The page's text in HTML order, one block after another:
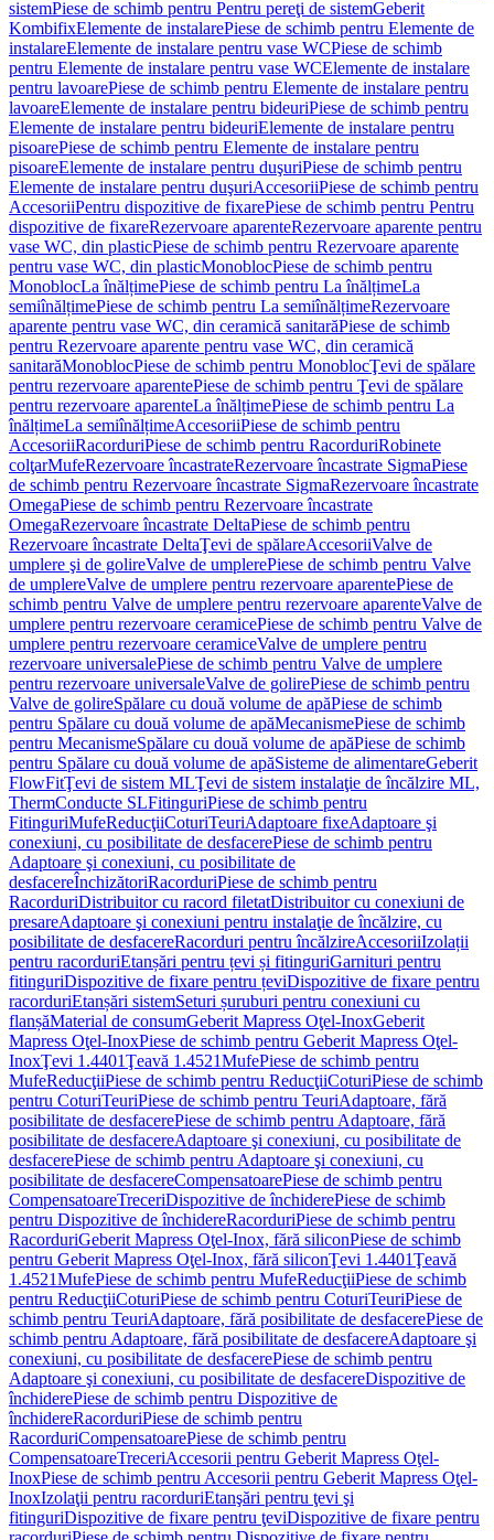
sistemPiese de schimb pentru Pentru pereţi de sistemGeberit
KombifixElemente de instalarePiese de schimb pentru Elemente de
instalareElemente de instalare pentru vase WCPiese de schimb
pentru Elemente de instalare pentru vase WCElemente de instalare
pentru lavoarePiese de schimb pentru Elemente de instalare pentru
lavoareElemente de instalare pentru bideuriPiese de schimb pentru
Elemente de instalare pentru bideuriElemente de instalare pentru
pisoarePiese de schimb pentru Elemente de instalare pentru
pisoareElemente de instalare pentru duşuriPiese de schimb pentru
Elemente de instalare pentru duşuriAccesoriiPiese de schimb pentru
AccesoriiPentru dispozitive de fixarePiese de schimb pentru Pentru
dispozitive de fixareRezervoare aparenteRezervoare aparente pentru
vase WC, din plasticPiese de schimb pentru Rezervoare aparente
pentru vase WC, din plasticMonoblocPiese de schimb pentru
MonoblocLa înălțimePiese de schimb pentru La înălțimeLa
semiînălțimePiese de schimb pentru La semiînălțimeRezervoare
aparente pentru vase WC, din ceramică sanitarăPiese de schimb
pentru Rezervoare aparente pentru vase WC, din ceramică
sanitarăMonoblocPiese de schimb pentru MonoblocŢevi de spălare
pentru rezervoare aparentePiese de schimb pentru Ţevi de spălare
pentru rezervoare aparenteLa înălțimePiese de schimb pentru La
înălțimeLa semiînălțimeAccesoriiPiese de schimb pentru
AccesoriiRacorduriPiese de schimb pentru RacorduriRobinete
colţarMufeRezervoare încastrateRezervoare încastrate SigmaPiese
de schimb pentru Rezervoare încastrate SigmaRezervoare încastrate
OmegaPiese de schimb pentru Rezervoare încastrate
OmegaRezervoare încastrate DeltaPiese de schimb pentru
Rezervoare încastrate DeltaŢevi de spălareAccesoriiValve de
umplere şi de golireValve de umplerePiese de schimb pentru Valve
de umplereValve de umplere pentru rezervoare aparentePiese de
schimb pentru Valve de umplere pentru rezervoare aparenteValve de
umplere pentru rezervoare ceramicePiese de schimb pentru Valve de
umplere pentru rezervoare ceramiceValve de umplere pentru
rezervoare universalePiese de schimb pentru Valve de umplere
pentru rezervoare universaleValve de golirePiese de schimb pentru
Valve de golireSpălare cu două volume de apăPiese de schimb
pentru Spălare cu două volume de apăMecanismePiese de schimb
pentru MecanismeSpălare cu două volume de apăPiese de schimb
pentru Spălare cu două volume de apăSisteme de alimentareGeberit
FlowFitŢevi de sistem MLŢevi de sistem instalaţie de încălzire ML,
ThermConducte SLFitinguriPiese de schimb pentru
FitinguriMufeReducţiiCoturiTeuriAdaptoare fixeAdaptoare şi
conexiuni, cu posibilitate de desfacerePiese de schimb pentru
Adaptoare şi conexiuni, cu posibilitate de
desfacereÎnchizătoriRacorduriPiese de schimb pentru
RacorduriDistribuitor cu racord filetatDistribuitor cu conexiuni de
presareAdaptoare şi conexiuni pentru instalaţie de încălzire, cu
posibilitate de desfacereRacorduri pentru încălzireAccesoriiIzolații
pentru racorduriEtanșări pentru țevi și fitinguriGarnituri pentru
fitinguriDispozitive de fixare pentru țeviDispozitive de fixare pentru
racorduriEtanșări sistemSeturi șuruburi pentru conexiuni cu
flanșăMaterial de consumGeberit Mapress Oţel-InoxGeberit
Mapress Oţel-InoxPiese de schimb pentru Geberit Mapress Oţel-
InoxŢevi 1.4401Ţeavă 1.4521MufePiese de schimb pentru
MufeReducţiiPiese de schimb pentru ReducţiiCoturiPiese de schimb
pentru CoturiTeuriPiese de schimb pentru TeuriAdaptoare, fără
posibilitate de desfacerePiese de schimb pentru Adaptoare, fără
posibilitate de desfacereAdaptoare şi conexiuni, cu posibilitate de
desfacerePiese de schimb pentru Adaptoare şi conexiuni, cu
posibilitate de desfacereCompensatoarePiese de schimb pentru
CompensatoareTreceriDispozitive de închiderePiese de schimb
pentru Dispozitive de închidereRacorduriPiese de schimb pentru
RacorduriGeberit Mapress Oţel-Inox, fără siliconPiese de schimb
pentru Geberit Mapress Oţel-Inox, fără siliconŢevi 1.4401Ţeavă
1.4521MufePiese de schimb pentru MufeReducţiiPiese de schimb
pentru ReducţiiCoturiPiese de schimb pentru CoturiTeuriPiese de
schimb pentru TeuriAdaptoare, fără posibilitate de desfacerePiese de
schimb pentru Adaptoare, fără posibilitate de desfacereAdaptoare şi
conexiuni, cu posibilitate de desfacerePiese de schimb pentru
Adaptoare şi conexiuni, cu posibilitate de desfacereDispozitive de
închiderePiese de schimb pentru Dispozitive de
închidereRacorduriPiese de schimb pentru
RacorduriCompensatoarePiese de schimb pentru
CompensatoareTreceriAccesorii pentru Geberit Mapress Oţel-
InoxPiese de schimb pentru Accesorii pentru Geberit Mapress Oţel-
InoxIzolaţii pentru racorduriEtanşări pentru ţevi şi
fitinguriDispozitive de fixare pentru ţeviDispozitive de fixare pentru